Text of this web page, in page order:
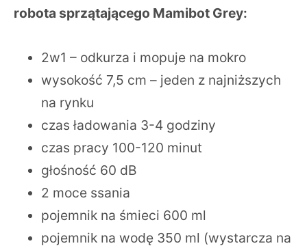
robota sprzątającego Mamibot Grey:
2w1 – odkurza i mopuje na mokro
wysokość 7,5 cm – jeden z najniższych
na rynku
czas ładowania 3-4 godziny
czas pracy 100-120 minut
głośność 60 dB
2 moce ssania
pojemnik na śmieci 600 ml
pojemnik na wodę 350 ml (wystarcza na